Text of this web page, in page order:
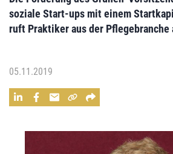
soziale Start-ups mit einem
ruft Praktiker aus der Pflegebranche
05.11.2019